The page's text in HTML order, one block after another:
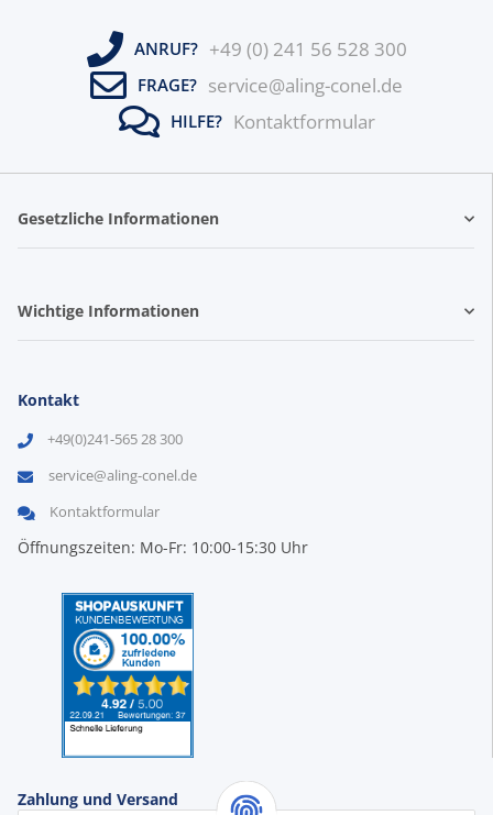
ANRUF? +49 (0) 241 56 528 300
FRAGE? service@aling-conel.de
HILFE? Kontaktformular
Gesetzliche Informationen
Wichtige Informationen
Kontakt
+49(0)241-565 28 300
service@aling-conel.de
Kontaktformular
Öffnungszeiten: Mo-Fr: 10:00-15:30 Uhr
Zahlung und Versand